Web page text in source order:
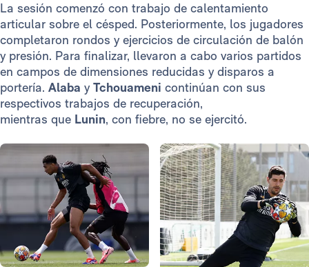
La sesión comenzó con trabajo de calentamiento
articular sobre el césped. Posteriormente, los jugadores
completaron rondos y ejercicios de circulación de balón
y presión. Para finalizar, llevaron a cabo varios partidos
en campos de dimensiones reducidas y disparos a
portería. Alaba yTchouameni continúan con sus
respectivos trabajos de recuperación,
mientras que Lunin, con fiebre, no se ejercitó.